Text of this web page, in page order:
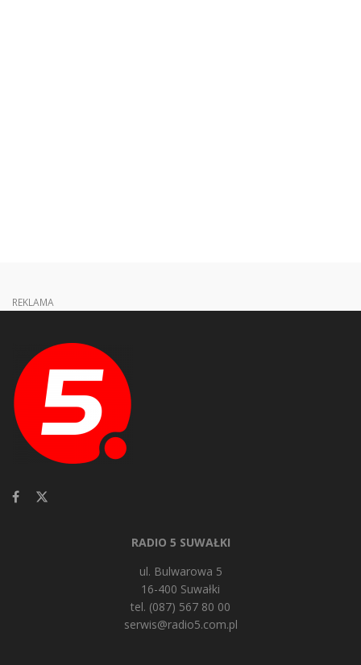
REKLAMA
RADIO 5 SUWAŁKI
ul. Bulwarowa 5
16-400 Suwałki
tel. (087) 567 80 00
serwis@radio5.com.pl